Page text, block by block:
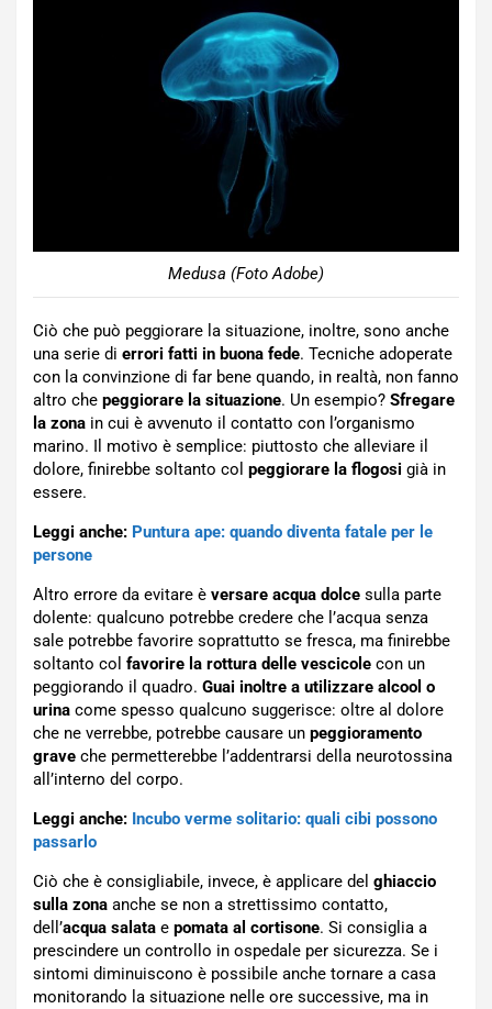
Medusa (Foto Adobe)
Ciò che può peggiorare la situazione, inoltre, sono anche
una serie di errori fatti in buona fede. Tecniche adoperate
con la convinzione di far bene quando, in realtà, non fanno
altro che peggiorare la situazione. Un esempio? Sfregare
la zona in cui è avvenuto il contatto con l’organismo
marino. Il motivo è semplice: piuttosto che alleviare il
dolore, finirebbe soltanto col peggiorare la flogosi già in
essere.
Leggi anche: Puntura ape: quando diventa fatale per le
persone
Altro errore da evitare è versare acqua dolce sulla parte
dolente: qualcuno potrebbe credere che l’acqua senza
sale potrebbe favorire soprattutto se fresca, ma finirebbe
soltanto col favorire la rottura delle vescicole con un
peggiorando il quadro. Guai inoltre a utilizzare alcool o
urina come spesso qualcuno suggerisce: oltre al dolore
che ne verrebbe, potrebbe causare un peggioramento
grave che permetterebbe l’addentrarsi della neurotossina
all’interno del corpo.
Leggi anche: Incubo verme solitario: quali cibi possono
passarlo
Ciò che è consigliabile, invece, è applicare del ghiaccio
sulla zona anche se non a strettissimo contatto,
dell’acqua salata e pomata al cortisone. Si consiglia a
prescindere un controllo in ospedale per sicurezza. Se i
sintomi diminuiscono è possibile anche tornare a casa
monitorando la situazione nelle ore successive, ma in